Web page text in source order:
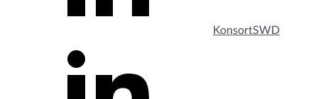
KonsortSWD